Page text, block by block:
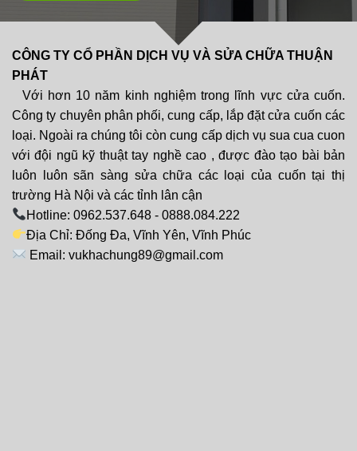
CÔNG TY CỔ PHẦN DỊCH VỤ VÀ SỬA CHỮA THUẬN
PHÁT
Với hơn 10 năm kinh nghiệm trong lĩnh vực cửa cuốn.
Công ty chuyên phân phối, cung cấp, lắp đặt cửa cuốn các
loại. Ngoài ra chúng tôi còn cung cấp dịch vụ sua cua cuon
với đội ngũ kỹ thuật tay nghề cao , được đào tạo bài bản
luôn luôn sãn sàng sửa chữa các loại của cuốn tại thị
trường Hà Nội và các tỉnh lân cận
Hotline: 0962.537.648 - 0888.084.222
Địa Chỉ: Đống Đa, Vĩnh Yên, Vĩnh Phúc
Email: vukhachung89@gmail.com